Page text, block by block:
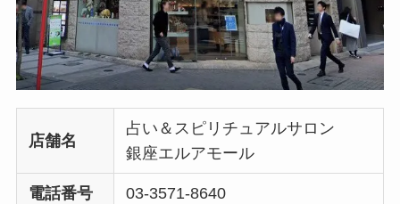
店舗名
占い＆スピリチュアルサロン
銀座エルアモール
電話番号 03-3571-8640